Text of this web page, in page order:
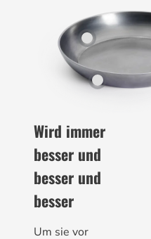
Wird immer
besser und
besser und
besser
Um sie vor